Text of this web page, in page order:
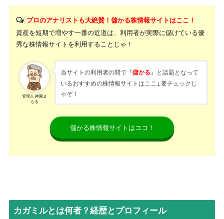
プロのアナリストも大絶賛！儲かる株情報サイトはここ！
資産を短期で増やす一番の近道は、利用者が実際に儲けている優
秀な株情報サイトを利用することじゃ！
管理人 神園ま
もる
当サイトの利用者の間で『儲かる 』と話題となって
いるおすすめの株情報サイトはここ↓要チェックじ
ゃぞ！
儲かる株情報サイトはココ！
カガミルとは何者？経歴とプロフィール